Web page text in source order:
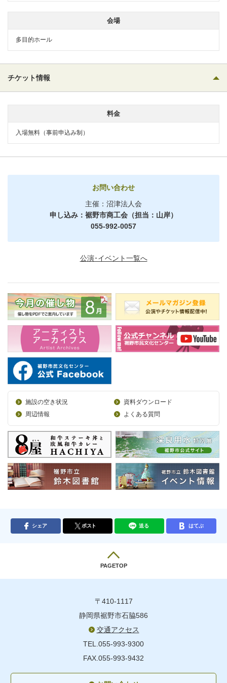
会場
多目的ホール
チケット情報
料金
入場無料（事前申込み制）
お問い合わせ
主催：沼津法人会
申し込み：裾野市商工会（担当：山岸）
055-992-0057
公演･イベント一覧へ
施設の空き状況
資料ダウンロード
周辺情報
よくある質問
シェア ポスト 送る はてぶ
PAGETOP
〒410-1117
静岡県裾野市石脇586
交通アクセス
TEL.055-993-9300
FAX.055-993-9432